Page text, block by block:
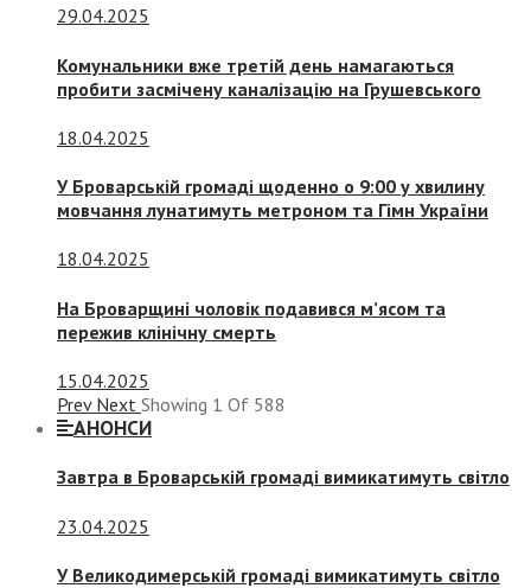
29.04.2025
Комунальники вже третій день намагаються
пробити засмічену каналізацію на Грушевського
18.04.2025
У Броварській громаді щоденно о 9:00 у хвилину
мовчання лунатимуть метроном та Гімн України
18.04.2025
На Броварщині чоловік подавився м’ясом та
пережив клінічну смерть
15.04.2025
Prev Next Showing 1 Of 588
АНОНСИ
Завтра в Броварській громаді вимикатимуть світло
23.04.2025
У Великодимерській громаді вимикатимуть світло